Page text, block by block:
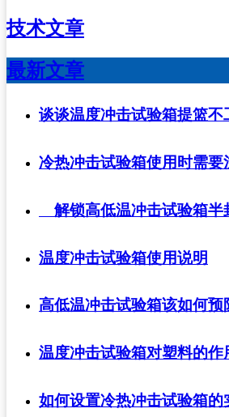
技术文章
最新文章
谈谈温度冲击试验箱提篮不
冷热冲击试验箱使用时需要
解锁高低温冲击试验箱半
温度冲击试验箱使用说明
高低温冲击试验箱该如何预
温度冲击试验箱对塑料的作
如何设置冷热冲击试验箱的